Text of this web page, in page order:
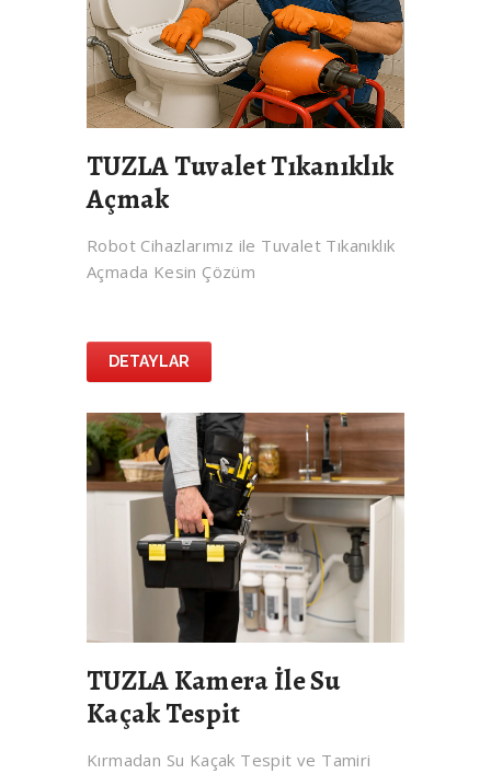
TUZLA Tuvalet Tıkanıklık
Açmak
Robot Cihazlarımız ile Tuvalet Tıkanıklık
Açmada Kesin Çözüm
DETAYLAR
TUZLA Kamera İle Su
Kaçak Tespit
Kırmadan Su Kaçak Tespit ve Tamiri